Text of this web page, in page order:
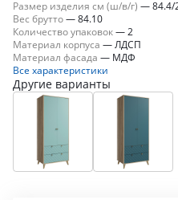
Размер изделия см (ш/в/г) —84.4/
Вес брутто—84.10
Количество упаковок— 2
Материал корпуса — ЛДСП
Материал фасада — МДФ
Все характеристики
Другие варианты